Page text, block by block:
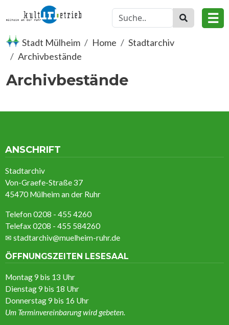
Skip to main content
☰
Stadt Mülheim Home
Stadtarchiv
Archivbestände
Archivbestände
ANSCHRIFT
Stadtarchiv
Von-Graefe-Straße 37
45470 Mülheim an der Ruhr
Telefon 0208 - 455 4260
Telefax 0208 - 455 584260
✉ stadtarchiv@muelheim-ruhr.de
ÖFFNUNGSZEITEN LESESAAL
Montag 9 bis 13 Uhr
Dienstag 9 bis 18 Uhr
Donnerstag 9 bis 16 Uhr
Um Terminvereinbarung wird gebeten.